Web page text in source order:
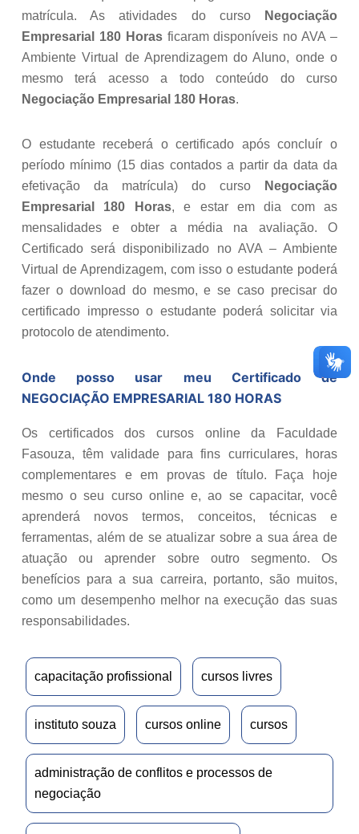
matrícula. As atividades do curso
Negociação
Empresarial 180 Horasficaram disponíveis no AVA –
Ambiente Virtual de Aprendizagem do Aluno, onde o
mesmo terá acesso a todo conteúdo do curso
Negociação Empresarial 180 Horas.
O estudante receberá o certificado após concluír o
período mínimo (15 dias contados a partir da data da
efetivação da matrícula) do curso
Negociação
Empresarial 180 Horas, e estar em dia com as
mensalidades e obter a média na avaliação. O
Certificado será disponibilizado no AVA – Ambiente
Virtual de Aprendizagem, com isso o estudante poderá
fazer o download do mesmo, e se caso precisar do
certificado impresso o estudante poderá solicitar via
protocolo de atendimento.
Onde posso usar meu Certificado de
NEGOCIAÇÃO EMPRESARIAL 180 HORAS
Os certificados dos cursos online da Faculdade
Fasouza, têm validade para fins curriculares, horas
complementares e em provas de título. Faça hoje
mesmo o seu curso online e, ao se capacitar, você
aprenderá novos termos, conceitos, técnicas e
ferramentas, além de se atualizar sobre a sua área de
atuação ou aprender sobre outro segmento. Os
benefícios para a sua carreira, portanto, são muitos,
como um desempenho melhor na execução das suas
responsabilidades.
capacitação profissional cursos livres
instituto souza cursos online cursos
administração de conflitos e processos de
negociação